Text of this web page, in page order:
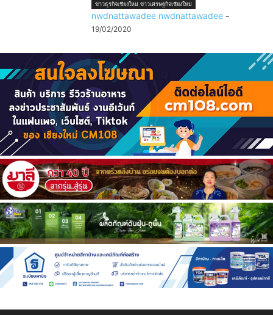
ข่าวธุรกิจเชียงใหม่ ข่าวเศรษฐกิจเชียงใหม่
nwdnattawadee nwdnattawadee -
19/02/2020